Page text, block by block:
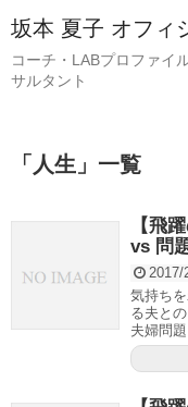
坂本 夏子 オフィ
コーチ・LABプロファイ
サルタント
「 人生 」 一覧
【飛
vs 問
2017/
気持ち
る夫と
夫婦問